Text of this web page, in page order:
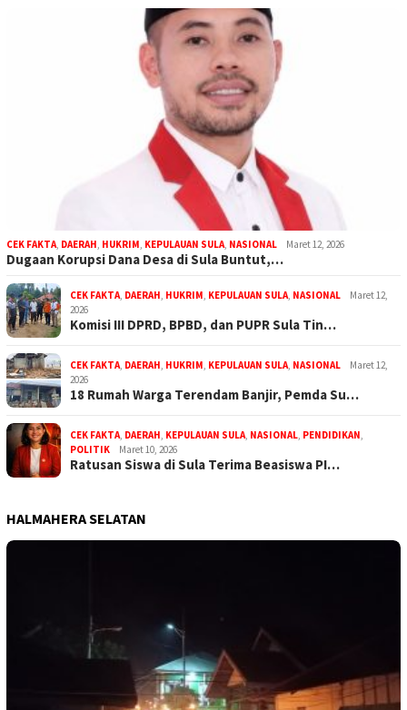
CEK FAKTA, DAERAH, HUKRIM, KEPULAUAN SULA, NASIONAL Maret 12, 2026
Dugaan Korupsi Dana Desa di Sula Buntut,…
CEK FAKTA, DAERAH, HUKRIM, KEPULAUAN SULA, NASIONAL
Maret 12,
2026
Komisi III DPRD, BPBD, dan PUPR Sula Tin…
CEK FAKTA, DAERAH, HUKRIM, KEPULAUAN SULA, NASIONAL
Maret 12,
2026
18 Rumah Warga Terendam Banjir, Pemda Su…
CEK FAKTA, DAERAH, KEPULAUAN SULA, NASIONAL, PENDIDIKAN,
POLITIK
Maret 10, 2026
Ratusan Siswa di Sula Terima Beasiswa PI…
HALMAHERA SELATAN